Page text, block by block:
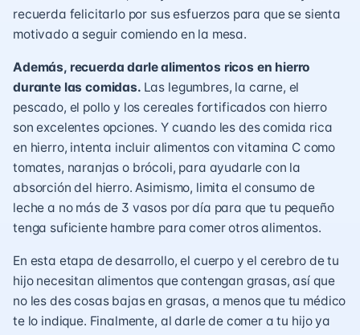
recuerda felicitarlo por sus esfuerzos para que se sienta
motivado a seguir comiendo en la mesa.
Además, recuerda darle alimentos ricos en hierro
durante las comidas. Las legumbres, la carne, el
pescado, el pollo y los cereales fortificados con hierro
son excelentes opciones. Y cuando les des comida rica
en hierro, intenta incluir alimentos con vitamina C como
tomates, naranjas o brócoli, para ayudarle con la
absorción del hierro. Asimismo, limita el consumo de
leche a no más de 3 vasos por día para que tu pequeño
tenga suficiente hambre para comer otros alimentos.
En esta etapa de desarrollo, el cuerpo y el cerebro de tu
hijo necesitan alimentos que contengan grasas, así que
no les des cosas bajas en grasas, a menos que tu médico
te lo indique. Finalmente, al darle de comer a tu hijo ya